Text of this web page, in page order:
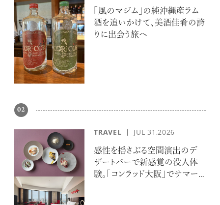
「風のマジム」の純沖縄産ラム
酒を追いかけて、美酒佳肴の誇
りに出会う旅へ
02
TRAVEL JUL 31,2026
感性を揺さぶる空間演出のデ
ザートバーで新感覚の没入体
験。「コンラッド大阪」でサマー